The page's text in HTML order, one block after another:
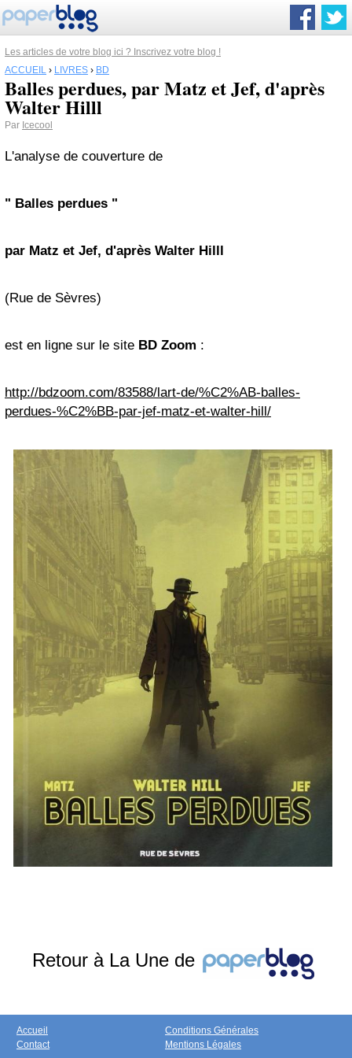
Les articles de votre blog ici ? Inscrivez votre blog !
ACCUEIL › LIVRES › BD
Balles perdues, par Matz et Jef, d'après
Walter Hilll
Par Icecool
L'analyse de couverture de
" Balles perdues "
par Matz et Jef, d'après Walter Hilll
(Rue de Sèvres)
est en ligne sur le site BD Zoom :
http://bdzoom.com/83588/lart-de/%C2%AB-balles-
perdues-%C2%BB-par-jef-matz-et-walter-hill/
Retour à La Une de
Accueil
Contact
Conditions Générales
Mentions Légales